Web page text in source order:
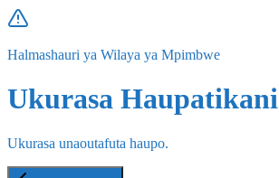
Halmashauri ya Wilaya ya Mpimbwe
Ukurasa Haupatikani
Ukurasa unaoutafuta haupo.